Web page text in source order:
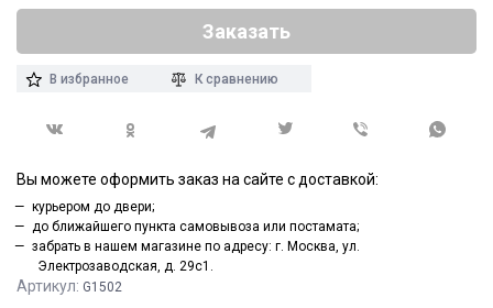
Артикул: G1502
Заказать
В избранное К сравнению
Вы можете оформить заказ на сайте с доставкой:
курьером до двери;
до ближайшего пункта самовывоза или постамата;
забрать в нашем магазине по адресу: г. Москва, ул.
Электрозаводская, д. 29с1.